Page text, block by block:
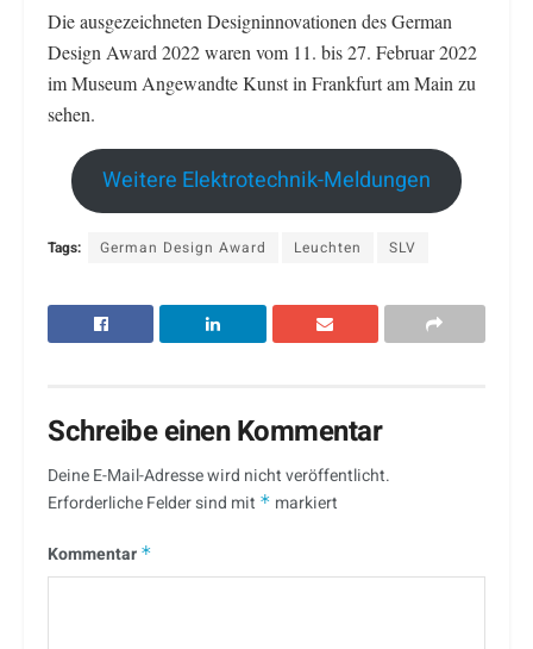
Die ausgezeichneten Designinnovationen des German
Design Award 2022 waren vom 11. bis 27. Februar 2022
im Museum Angewandte Kunst in Frankfurt am Main zu
sehen.
Weitere Elektrotechnik-Meldungen
Tags: German Design Award Leuchten SLV
Schreibe einen Kommentar
Deine E-Mail-Adresse wird nicht veröffentlicht.
Erforderliche Felder sind mit * markiert
Kommentar *